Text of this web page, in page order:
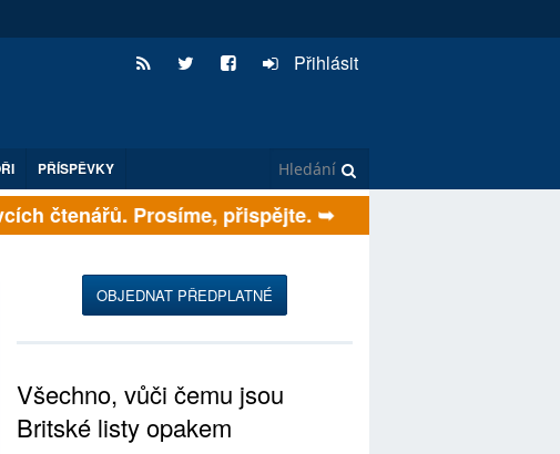
Přihlásit
PŘÍSPĚVKY
čtenářů. Prosíme, přispějte. ➥
OBJEDNAT PŘEDPLATNÉ
Všechno, vůči čemu jsou
Britské listy opakem